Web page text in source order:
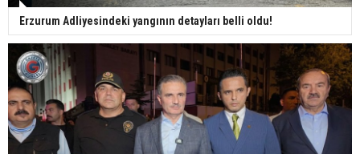
Erzurum Adliyesindeki yangının detayları belli oldu!